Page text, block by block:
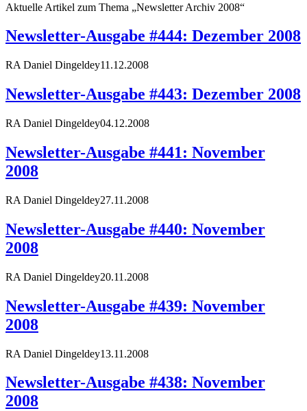
Aktuelle Artikel zum Thema „Newsletter Archiv 2008“
Newsletter-Ausgabe #444: Dezember 2008
RA Daniel Dingeldey11.12.2008
Newsletter-Ausgabe #443: Dezember 2008
RA Daniel Dingeldey04.12.2008
Newsletter-Ausgabe #441: November
2008
RA Daniel Dingeldey27.11.2008
Newsletter-Ausgabe #440: November
2008
RA Daniel Dingeldey20.11.2008
Newsletter-Ausgabe #439: November
2008
RA Daniel Dingeldey13.11.2008
Newsletter-Ausgabe #438: November
2008